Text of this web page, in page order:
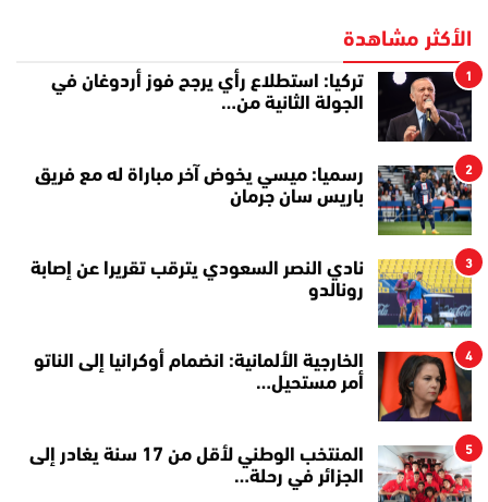
الأكثر مشاهدة
1
تركيا: استطلاع رأي يرجح فوز أردوغان في
الجولة الثانية من…
2
رسميا: ميسي يخوض آخر مباراة له مع فريق
باريس سان جرمان
3
نادي النصر السعودي يترقب تقريرا عن إصابة
رونالدو
4
الخارجية الألمانية: انضمام أوكرانيا إلى الناتو
أمر مستحيل…
5
المنتخب الوطني لأقل من 17 سنة يغادر إلى
الجزائر في رحلة…